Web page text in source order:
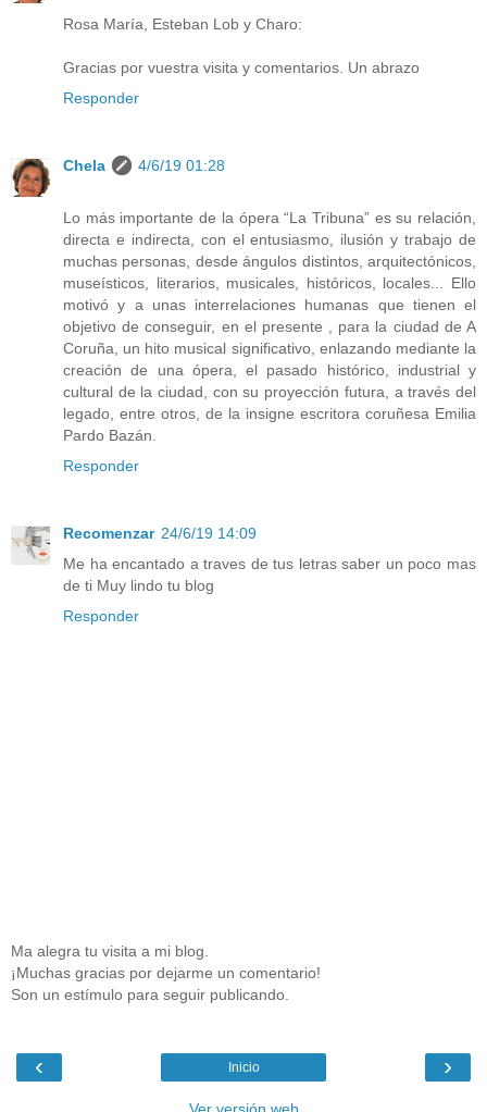
Rosa María, Esteban Lob y Charo:
Gracias por vuestra visita y comentarios. Un abrazo
Responder
Chela 4/6/19 01:28
Lo más importante de la ópera “La Tribuna” es su relación,
directa e indirecta, con el entusiasmo, ilusión y trabajo de
muchas personas, desde ángulos distintos, arquitectónicos,
museísticos, literarios, musicales, históricos, locales... Ello
motivó y a unas interrelaciones humanas que tienen el
objetivo de conseguir, en el presente , para la ciudad de A
Coruña, un hito musical significativo, enlazando mediante la
creación de una ópera, el pasado histórico, industrial y
cultural de la ciudad, con su proyección futura, a través del
legado, entre otros, de la insigne escritora coruñesa Emilia
Pardo Bazán.
Responder
Recomenzar 24/6/19 14:09
Me ha encantado a traves de tus letras saber un poco mas
de ti Muy lindo tu blog
Responder
Ma alegra tu visita a mi blog.
¡Muchas gracias por dejarme un comentario!
Son un estímulo para seguir publicando.
‹ ›
Inicio